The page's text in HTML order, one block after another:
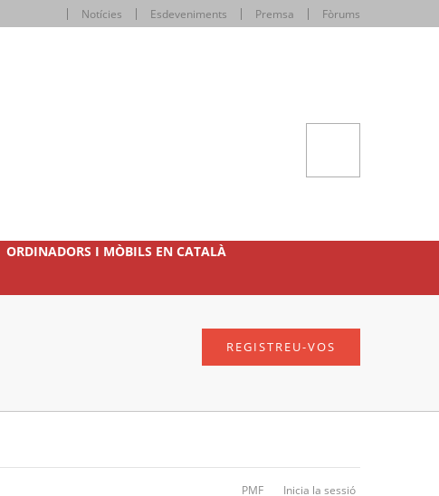
Notícies Esdeveniments Premsa Fòrums
ORDINADORS I MÒBILS EN CATALÀ
REGISTREU-VOS
PMF Inicia la sessió